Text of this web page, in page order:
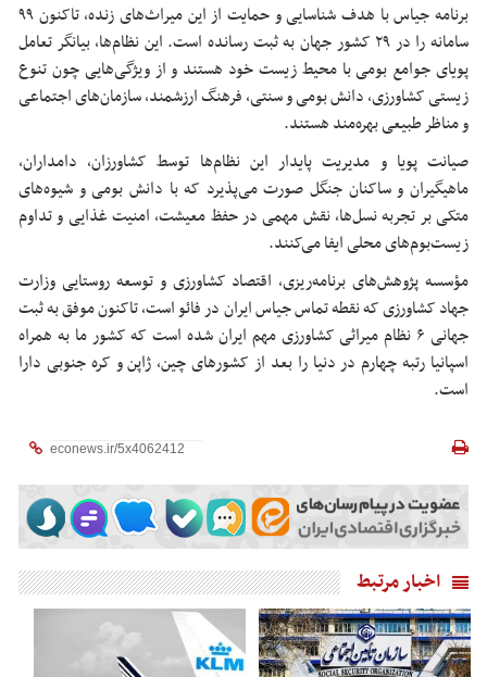
برنامهجیاس
با هدف شناسایی و حمایت از این میراث‌های زنده، تاکنون ۹۹
سامانه را در ۲۹ کشور جهان به ثبت رسانده است. این نظام‌ها، بیانگر تعامل
پویای جوامع بومی با محیط زیست خود هستند و از ویژگی‌هایی چون تنوع
زیستی کشاورزی، دانش بومی و سنتی، فرهنگ ارزشمند، سازمان‌های اجتماعی
و مناظر طبیعی بهره‌مند هستند.
صیانت پویا و مدیریت پایدار این نظام‌ها توسط کشاورزان، دامداران،
ماهیگیران و ساکنان جنگل صورت می‌پذیرد که با دانش بومی و شیوه‌های
متکی بر تجربه نسل‌ها، نقش مهمی در حفظ معیشت، امنیت غذایی و تداوم
زیست‌بوم‌های محلی ایفا می‌کنند.
مؤسسه پژوهش‌های برنامه‌ریزی، اقتصاد کشاورزی و توسعه روستایی وزارت
جهاد کشاورزی که نقطه تماسجیاسایران درفائواست، تاکنون موفق به ثبت
جهانی ۶ نظام میراثی کشاورزی مهم ایران شده است که کشور ما به همراه
اسپانیا رتبه چهارم در دنیا را بعد از کشورهای چین، ژاپن و کره جنوبی دارا
است.
اخبار مرتبط